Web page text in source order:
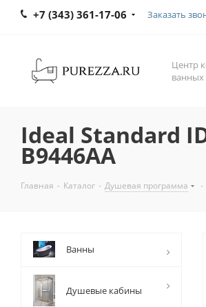
+7 (343) 361-17-06 Заказать
Центр
Ideal Standard
B9446AA
Главная - Каталог - Душевая программа -
Ванны
Душевые кабины